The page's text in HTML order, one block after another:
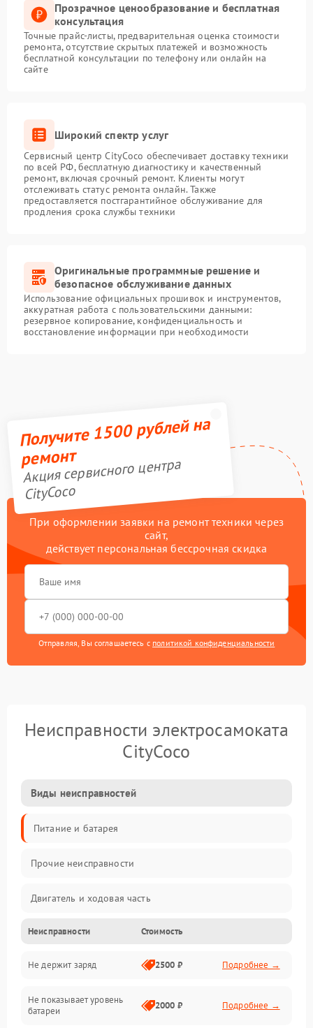
Прозрачное ценообразование и бесплатная
консультация
Точные прайс-листы, предварительная оценка стоимости
ремонта, отсутствие скрытых платежей и возможность
бесплатной консультации по телефону или онлайн на
сайте
Широкий спектр услуг
Сервисный центр CityCoco обеспечивает доставку техники
по всей РФ, бесплатную диагностику и качественный
ремонт, включая срочный ремонт. Клиенты могут
отслеживать статус ремонта онлайн. Также
предоставляется постгарантийное обслуживание для
продления срока службы техники
Оригинальные программные решение и
безопасное обслуживание данных
Использование официальных прошивок и инструментов,
аккуратная работа с пользовательскими данными:
резервное копирование, конфиденциальность и
восстановление информации при необходимости
Получите 1500 рублей на
ремонт
Акция сервисного центра
CityCoco
При оформлении заявки на ремонт техники через
сайт,
действует персональная бессрочная скидка
Отправляя, Вы соглашаетесь с политикой конфиденциальности
Неисправности электросамоката
CityCoco
Виды неисправностей
Питание и батарея
Прочие неисправности
Двигатель и ходовая часть
Тормоза и безопасность
Подвеска и колеса
Электроника и управление
Неисправности Стоимость
Не держит заряд 2500 ₽ Подробнее →
Не показывает уровень
батареи
2000 ₽ Подробнее →